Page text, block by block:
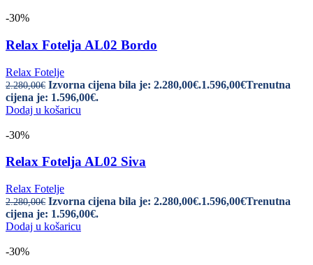
-30%
Relax Fotelja AL02 Bordo
Relax Fotelje
2.280,00€ Izvorna cijena bila je: 2.280,00€.1.596,00€Trenutna
cijena je: 1.596,00€.
Dodaj u košaricu
-30%
Relax Fotelja AL02 Siva
Relax Fotelje
2.280,00€ Izvorna cijena bila je: 2.280,00€.1.596,00€Trenutna
cijena je: 1.596,00€.
Dodaj u košaricu
-30%